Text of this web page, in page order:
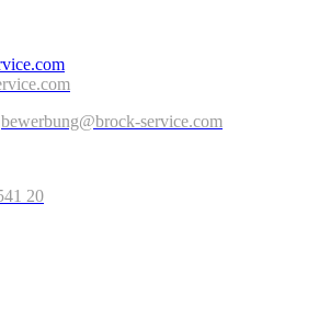
bewerbung@brock-service.com
20